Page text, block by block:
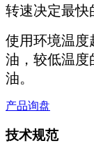
转速决定最快
使用环境温度
油，较低温度
油。
产品询盘
技术规范